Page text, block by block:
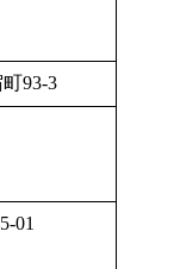
93-3
01